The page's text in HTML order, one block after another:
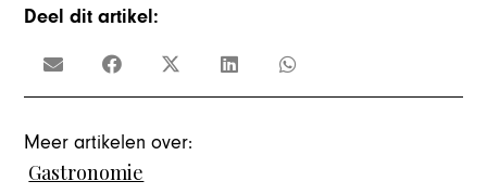
Deel dit artikel:
Meer artikelen over:
Gastronomie